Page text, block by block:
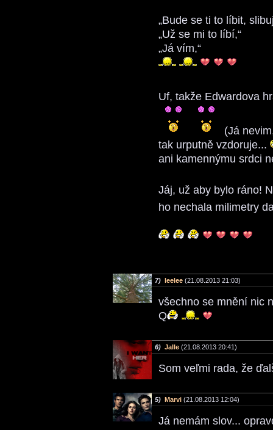
„Bude se ti to líbit,
„Už se mi to líbí,“
„Já vím,“
Uf, takže Edwardova
(Já
tak urputně vzdoruje...
ani kamennýmu srdci
Jáj, už aby bylo ráno!
ho nechala milimetry
7) leelee (21.08.2013 21:03)
všechno se mnění nic
Q
6) Jalle (21.08.2013 20:41)
Som veľmi rada, že
5) Marvi (21.08.2013 12:04)
Já nemám slov...